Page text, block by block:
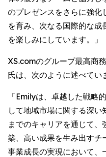
のプレゼンスをさらに強化
を育み、次なる国際的な成
を楽しみにしています。」
XS.comのグループ最高商
氏は、次のように述べてい
「Emilyは、卓越した戦略
して地域市場に関する深
までのキャリアを通じて
築、高い成果を生み出すチ
事業成長の実現において、